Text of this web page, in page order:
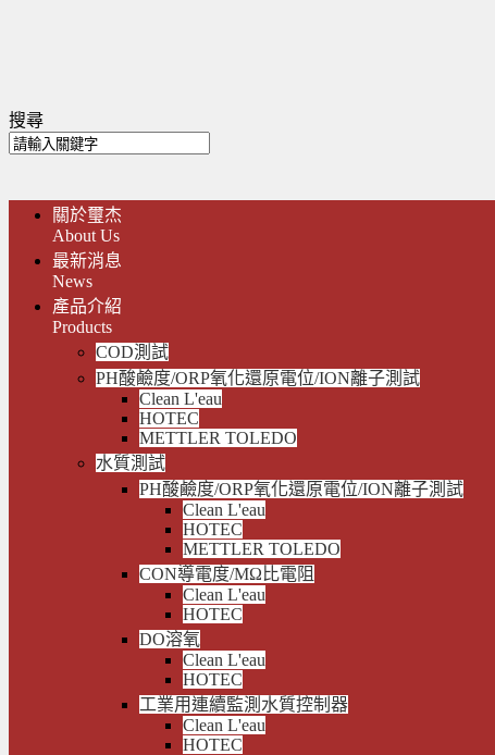
搜尋
關於璽杰
About Us
最新消息
News
產品介紹
Products
COD測試
PH酸鹼度/ORP氧化還原電位/ION離子測試
Clean L'eau
HOTEC
METTLER TOLEDO
水質測試
PH酸鹼度/ORP氧化還原電位/ION離子測試
Clean L'eau
HOTEC
METTLER TOLEDO
CON導電度/MΩ比電阻
Clean L'eau
HOTEC
DO溶氧
Clean L'eau
HOTEC
工業用連續監測水質控制器
Clean L'eau
HOTEC